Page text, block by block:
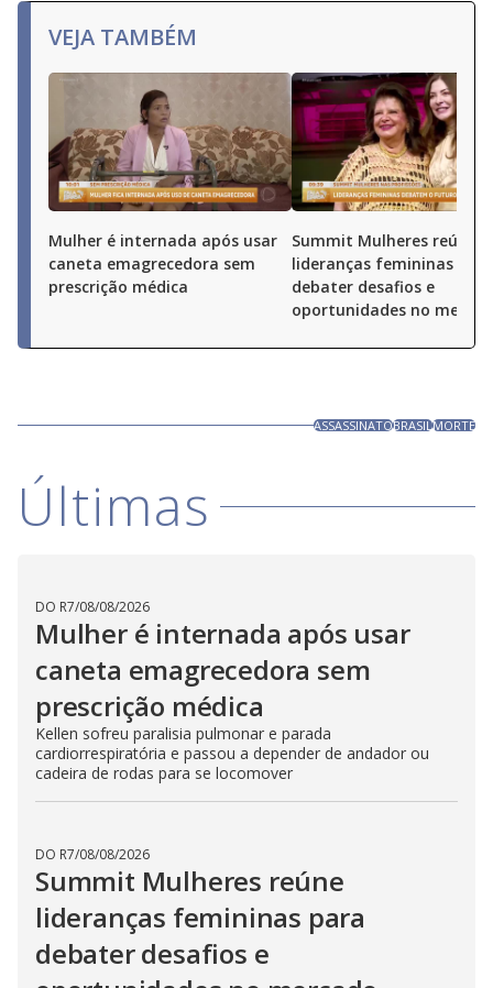
VEJA TAMBÉM
Mulher é internada após usar
caneta emagrecedora sem
prescrição médica
Summit Mulheres reúne
lideranças femininas para
debater desafios e
oportunidades no
ASSASSINATOBRASILMORTE
Últimas
DO R7/08/08/2026
Mulher é internada após usar
caneta emagrecedora sem
prescrição médica
Kellen sofreu paralisia pulmonar e parada
cardiorrespiratória e passou a depender de andador ou
cadeira de rodas para se locomover
DO R7/08/08/2026
Summit Mulheres reúne
lideranças femininas para
debater desafios e